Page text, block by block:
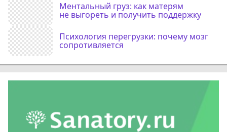
Ментальный груз: как матерям
не выгореть и получить поддержку
Психология перегрузки: почему мозг
сопротивляется